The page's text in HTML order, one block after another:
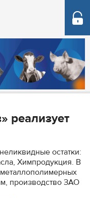
реализует
остатки:
Химпродукция. В
производство ЗАО